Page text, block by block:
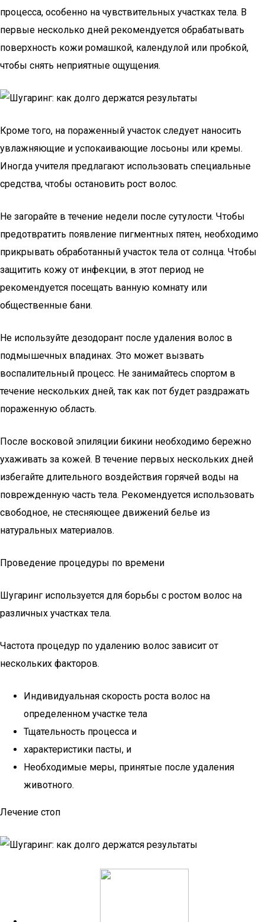
процесса, особенно на чувствительных участках тела. В
первые несколько дней рекомендуется обрабатывать
поверхность кожи ромашкой, календулой или пробкой,
чтобы снять неприятные ощущения.
Кроме того, на пораженный участок следует наносить
увлажняющие и успокаивающие лосьоны или кремы.
Иногда учителя предлагают использовать специальные
средства, чтобы остановить рост волос.
Не загорайте в течение недели после сутулости. Чтобы
предотвратить появление пигментных пятен, необходимо
прикрывать обработанный участок тела от солнца. Чтобы
защитить кожу от инфекции, в этот период не
рекомендуется посещать ванную комнату или
общественные бани.
Не используйте дезодорант после удаления волос в
подмышечных впадинах. Это может вызвать
воспалительный процесс. Не занимайтесь спортом в
течение нескольких дней, так как пот будет раздражать
пораженную область.
После восковой эпиляции бикини необходимо бережно
ухаживать за кожей. В течение первых нескольких дней
избегайте длительного воздействия горячей воды на
поврежденную часть тела. Рекомендуется использовать
свободное, не стесняющее движений белье из
натуральных материалов.
Проведение процедуры по времени
Шугаринг используется для борьбы с ростом волос на
различных участках тела.
Частота процедур по удалению волос зависит от
нескольких факторов.
Индивидуальная скорость роста волос на
определенном участке тела
Тщательность процесса и
характеристики пасты, и
Необходимые меры, принятые после удаления
животного.
Лечение стоп